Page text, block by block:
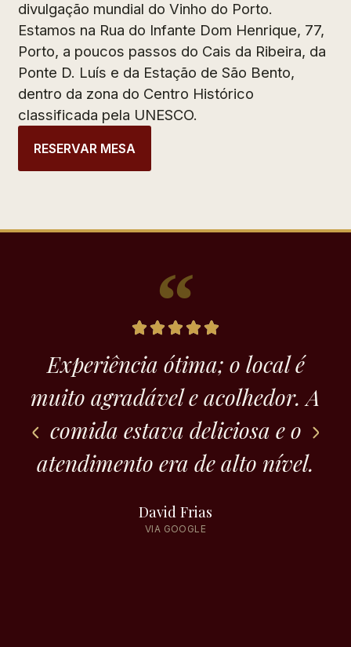
divulgação mundial do Vinho do Porto.
Estamos na Rua do Infante Dom Henrique, 77,
Porto, a poucos passos do Cais da Ribeira, da
Ponte D. Luís e da Estação de São Bento,
dentro da zona do Centro Histórico
classificada pela UNESCO.
RESERVAR MESA
Experiência ótima; o local é
muito agradável e acolhedor. A
comida estava deliciosa e o
atendimento era de alto nível.
David Frias
VIA GOOGLE